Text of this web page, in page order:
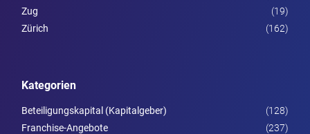
Zug
(19)
Zürich
(162)
Kategorien
Beteiligungskapital (Kapitalgeber)
(128)
Franchise-Angebote
(237)